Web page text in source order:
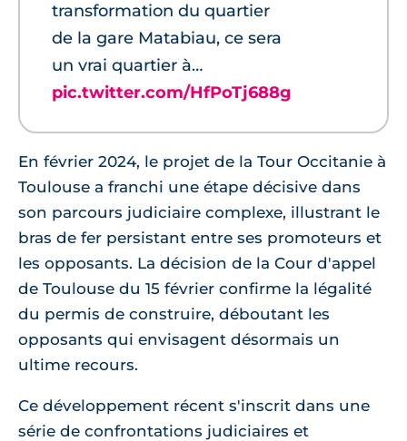
transformation du quartier
de la gare Matabiau, ce sera
un vrai quartier à…
pic.twitter.com/HfPoTj688g
En février 2024, le projet de la Tour Occitanie à
Toulouse a franchi une étape décisive dans
son parcours judiciaire complexe, illustrant le
bras de fer persistant entre ses promoteurs et
les opposants. La décision de la Cour d'appel
de Toulouse du 15 février confirme la légalité
du permis de construire, déboutant les
opposants qui envisagent désormais un
ultime recours.
Ce développement récent s'inscrit dans une
série de confrontations judiciaires et